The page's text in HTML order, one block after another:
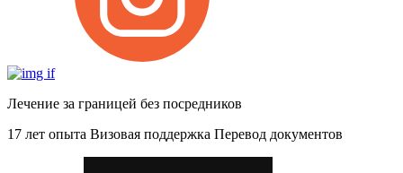
Лечение за границей без посредников
17 лет опыта Визовая поддержка Перевод документов